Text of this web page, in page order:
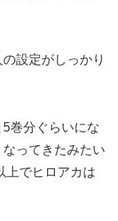
設定がしっかり
巻分ぐらいにな
ってきたみたい
上でヒロアカは